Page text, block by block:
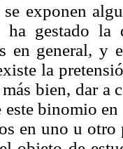
exponen
ha gestado la
en general, y
la
bien, dar a
este binomio
en uno u otro